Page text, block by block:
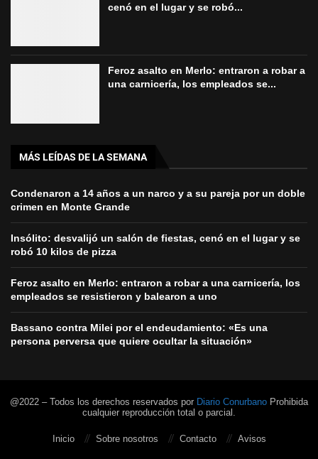
cenó en el lugar y se robó...
Feroz asalto en Merlo: entraron a robar a
una carnicería, los empleados se...
MÁS LEÍDAS DE LA SEMANA
Condenaron a 14 años a un narco y a su pareja por un doble
crimen en Monte Grande
Insólito: desvalijó un salón de fiestas, cenó en el lugar y se
robó 10 kilos de pizza
Feroz asalto en Merlo: entraron a robar a una carnicería, los
empleados se resistieron y balearon a uno
Bassano contra Milei por el endeudamiento: «Es una
persona perversa que quiere ocultar la situación»
@2022 – Todos los derechos reservados por Diario Conurbano Prohibida
cualquier reproducción total o parcial.
Inicio Sobre nosotros Contacto Avisos